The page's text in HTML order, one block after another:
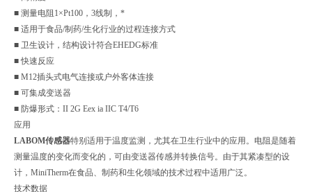
■ 测量电阻1×Pt100，3线制，*
■ 适用于食品/制药/生化行业的过程连接方式
■ 卫生设计，结构设计符合EHEDG标准
■ 快速反应
■ M12插头式电气连接或户外客体连接
■ 可集成变送器
■ 防爆形式：II 2G Eex ia IIC T4/T6
应用
LABOM传感器特别适用于温度监测，尤其在卫生行业中的应用。电阻是随着
测量温度的变化而变化的，可由变送器传感并转换信号。由于其紧凑型的设
计，MiniTherm在食品、制药和生化领域的技术过程中适用广泛。
技术数据